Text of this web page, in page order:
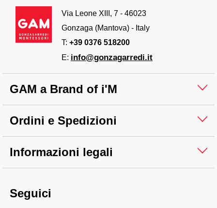
Via Leone XIII, 7 - 46023
Gonzaga (Mantova) - Italy
T: +39 0376 518200
E: info@gonzagarredi.it
GAM a Brand of i'M
Ordini e Spedizioni
Informazioni legali
Seguici